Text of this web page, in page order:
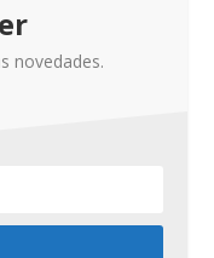
novedades.